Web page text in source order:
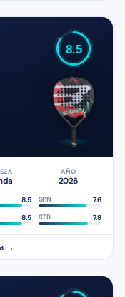
8.5
AÑO
2026
8.5 SPN 7.6
8.5 STB 7.8
→